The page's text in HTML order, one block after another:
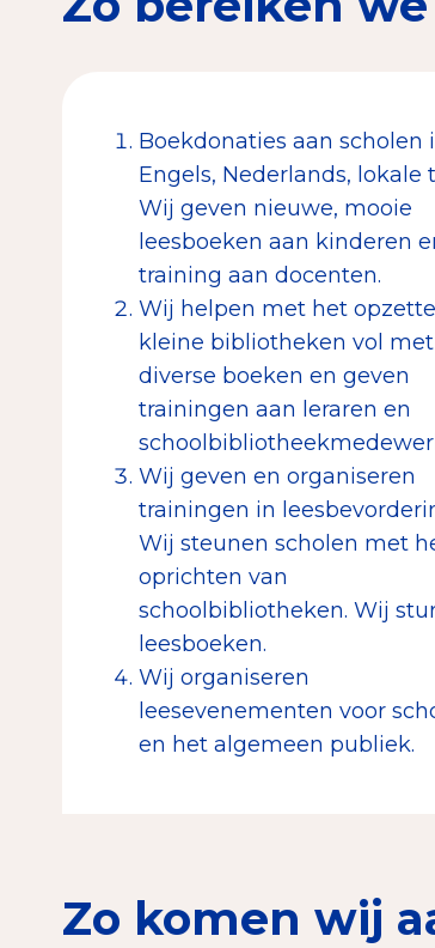
Boekdonaties aan scholen
Engels, Nederlands, lokale
Wij geven nieuwe, mooie
leesboeken aan kinderen
training aan docenten.
Wij helpen met het
kleine bibliotheken vol met
diverse boeken en geven
trainingen aan leraren en
Wij geven en organiseren
trainingen in
Wij steunen scholen met
oprichten van
schoolbibliotheken. Wij
leesboeken.
Wij organiseren
leesevenementen voor
en het algemeen publiek.
Zo komen wij